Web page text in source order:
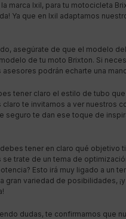
marca Ixil, para tu motocicleta
Ya que en Ixil adaptamos
asegúrate de que el modelo
de tu moto Brixton. Si
podrán echarte una
tener claro el estilo de tubo que
claro te invitamos a ver nuestros
seguro te dan ese toque de
debes tener en claro qué objetivo
trate de un tema de
Esto irá muy ligado a un
gran variedad de posibilidades,
dudas, te confirmamos que